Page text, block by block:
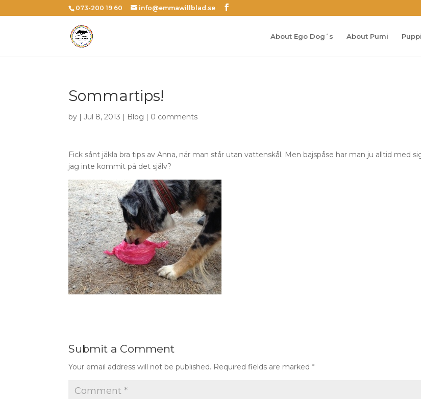
073-200 19 60 info@emmawillblad.se
About Ego Dog´s About Pumi
Sommartips!
by | Jul 8, 2013 | Blog | 0 comments
Fick sånt jäkla bra tips av Anna, när man står utan vattenskål. Men bajspåse har man ju alltid med
jag inte kommit på det själv?
Submit a Comment
Your email address will not be published. Required fields are marked*